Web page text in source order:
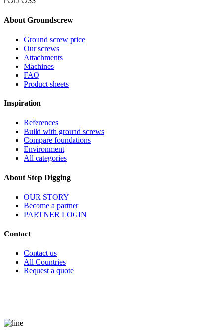
About Groundscrew
Ground screw price
Our screws
Attachments
Machines
FAQ
Product sheets
Inspiration
References
Build with ground screws
Compare foundations
Environment
All categories
About Stop Digging
OUR STORY
Become a partner
PARTNER LOGIN
Contact
Contact us
All Countries
Request a quote